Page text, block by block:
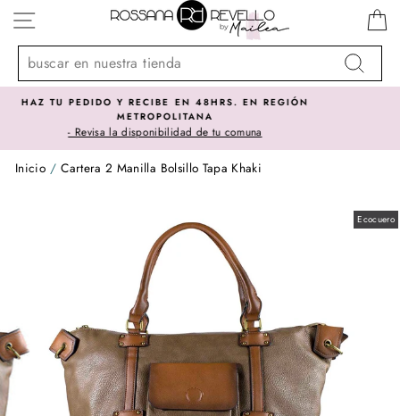
directamente
contenido
NAVEGACIÓN
Buscar
SOMOS IMPORTADORES DIRECTOS -
El mejor precio lo encontrarás acá
Inicio / Cartera 2 Manilla Bolsillo Tapa Khaki
Ecocuero